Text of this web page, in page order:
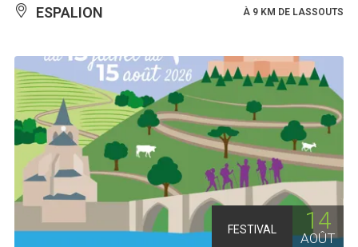
ESPALION À 9 KM DE LASSOUTS
FESTIVAL 14
AOÛT